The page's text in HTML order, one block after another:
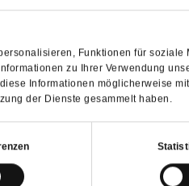
Funktionen für
zu Ihrer Verwendung
Informationen möglicherweise
der Dienste gesammelt haben.